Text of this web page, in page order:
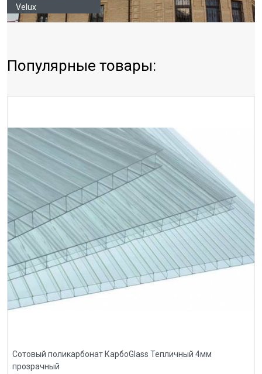
Velux
Популярные товары:
Сотовый поликарбонат КарбоGlass Тепличный 4мм
прозрачный